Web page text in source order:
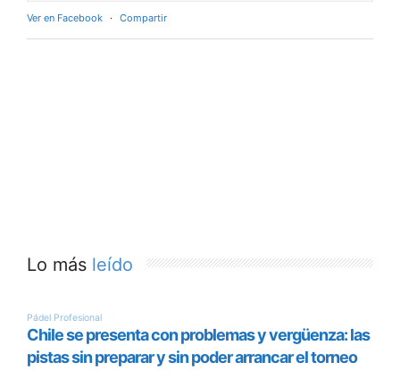
Ver en Facebook · Compartir
Lo más leído